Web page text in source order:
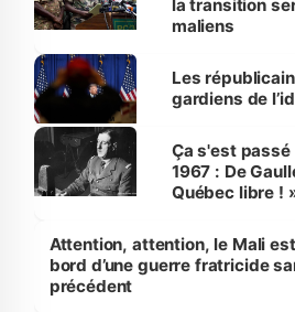
la transition
maliens
Les
gardiens de
Ça s'est
1967 : De
Québec libre !
Attention, attention, le Mali
bord d’une guerre fratricide
précédent